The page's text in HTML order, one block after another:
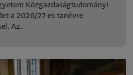
Közgazdaságtudományi
a 2026/27-es tanévre
Az..